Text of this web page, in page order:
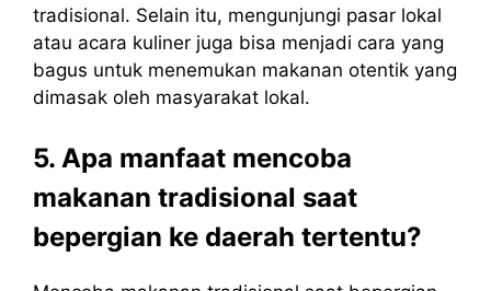
tradisional. Selain itu, mengunjungi pasar lokal
atau acara kuliner juga bisa menjadi cara yang
bagus untuk menemukan makanan otentik yang
dimasak oleh masyarakat lokal.
5. Apa manfaat mencoba
makanan tradisional saat
bepergian ke daerah tertentu?